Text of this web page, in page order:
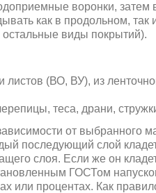
воронки, затем
как в продольном,
остальные виды покрытий).
листов (ВО, ВУ), из
теса, драни,
от выбранного
последующий слой
слоя. Если же он
ГОСТом
процентах. Как